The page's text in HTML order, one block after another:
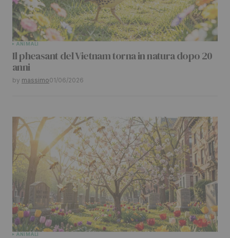
ANIMALI
Il pheasant del Vietnam torna in natura dopo 20
anni
by massimo01/06/2026
ANIMALI